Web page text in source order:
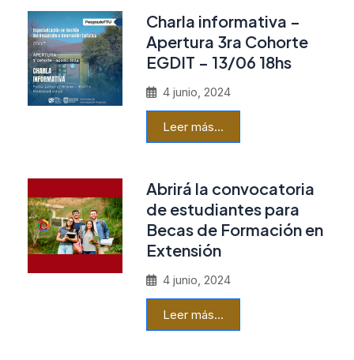
Charla informativa –
Apertura 3ra Cohorte
EGDIT – 13/06 18hs
4 junio, 2024
Leer más…
Abrirá la convocatoria
de estudiantes para
Becas de Formación en
Extensión
4 junio, 2024
Leer más…